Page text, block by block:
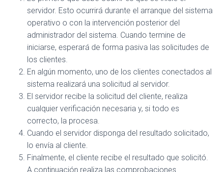
servidor. Esto ocurrirá durante el arranque del sistema
operativo o con la intervención posterior del
administrador del sistema. Cuando termine de
iniciarse, esperará de forma pasiva las solicitudes de
los clientes.
En algún momento, uno de los clientes conectados al
sistema realizará una solicitud al servidor.
El servidor recibe la solicitud del cliente, realiza
cualquier verificación necesaria y, si todo es
correcto, la procesa.
Cuando el servidor disponga del resultado solicitado,
lo envía al cliente.
Finalmente, el cliente recibe el resultado que solicitó.
A continuación realiza las comprobaciones